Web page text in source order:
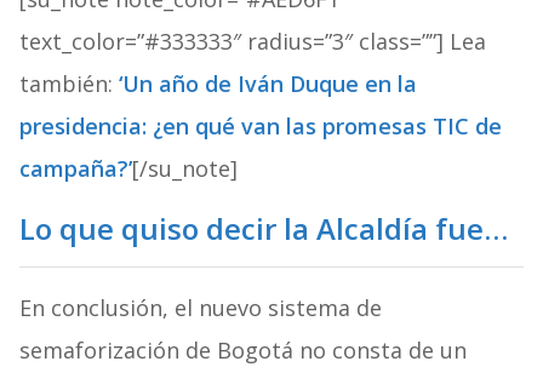
text_color=”#333333″ radius=”3″ class=””] Lea
también: ‘Un año de Iván Duque en la
presidencia: ¿en qué van las promesas TIC de
campaña?’[/su_note]
Lo que quiso decir la Alcaldía fue…
En conclusión, el nuevo sistema de
semaforización de Bogotá no consta de un